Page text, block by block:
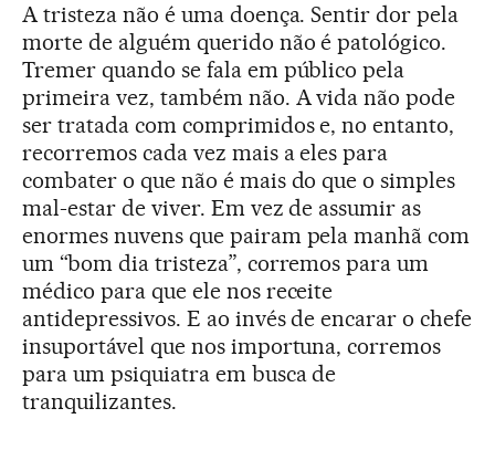
A tristeza não é uma doença. Sentir dor pela
morte de alguém querido não é patológico.
Tremer quando se fala em público pela
primeira vez, também não. A vida não pode
ser tratada com comprimidos e, no entanto,
recorremos cada vez mais a eles para
combater o que não é mais do que o simples
mal-estar de viver. Em vez de assumir as
enormes nuvens que pairam pela manhã com
um “bom dia tristeza”, corremos para um
médico para que ele nos receite
antidepressivos. E ao invés de encarar o chefe
insuportável que nos importuna, corremos
para um psiquiatra em busca de
tranquilizantes.